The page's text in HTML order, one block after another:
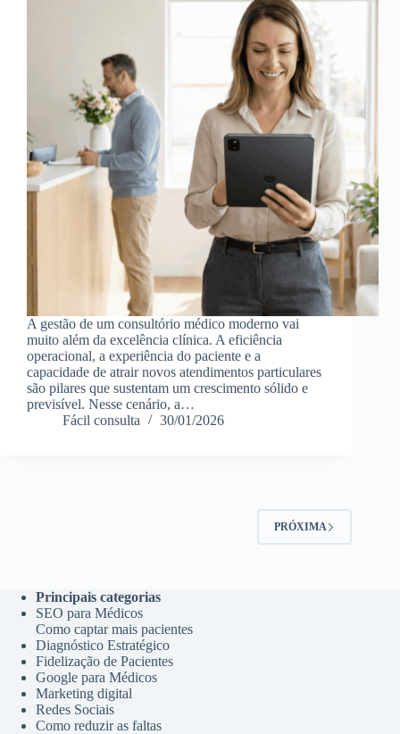
A gestão de um consultório médico moderno vai
muito além da excelência clínica. A eficiência
operacional, a experiência do paciente e a
capacidade de atrair novos atendimentos particulares
são pilares que sustentam um crescimento sólido e
previsível. Nesse cenário, a…
Fácil consulta
30/01/2026
PRÓXIMA
Principais categorias
SEO para Médicos
Como captar mais pacientes
Diagnóstico Estratégico
Fidelização de Pacientes
Google para Médicos
Marketing digital
Redes Sociais
Como reduzir as faltas